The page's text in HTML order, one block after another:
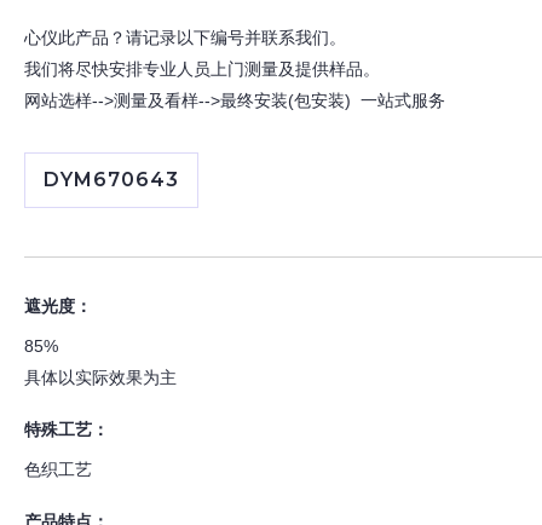
心仪此产品？请记录以下编号并联系我们。
我们将尽快安排专业人员上门测量及提供样品。
网站选样-->测量及看样-->最终安装(包安装) 一站式服务
DYM670643
遮光度：
85%
具体以实际效果为主
特殊工艺：
色织工艺